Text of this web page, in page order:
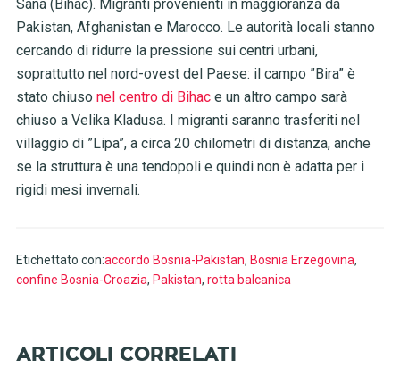
Sana (Bihac). Migranti provenienti in maggioranza da
Pakistan, Afghanistan e Marocco. Le autorità locali stanno
cercando di ridurre la pressione sui centri urbani,
soprattutto nel nord-ovest del Paese: il campo ”Bira” è
stato chiuso nel centro di Bihace un altro campo sarà
chiuso a Velika Kladusa. I migranti saranno trasferiti nel
villaggio di ”Lipa”, a circa 20 chilometri di distanza, anche
se la struttura è una tendopoli e quindi non è adatta per i
rigidi mesi invernali.
Etichettato con:accordo Bosnia-Pakistan, Bosnia Erzegovina,
confine Bosnia-Croazia, Pakistan, rotta balcanica